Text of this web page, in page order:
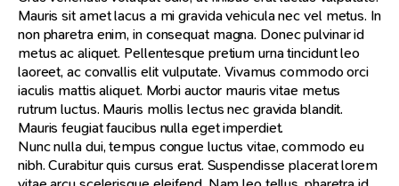
Mauris sit amet lacus a mi gravida vehicula nec vel metus. In
non pharetra enim, in consequat magna. Donec pulvinar id
metus ac aliquet. Pellentesque pretium urna tincidunt leo
laoreet, ac convallis elit vulputate. Vivamus commodo orci
iaculis mattis aliquet. Morbi auctor mauris vitae metus
rutrum luctus. Mauris mollis lectus nec gravida blandit.
Mauris feugiat faucibus nulla eget imperdiet.
Nunc nulla dui, tempus congue luctus vitae, commodo eu
nibh. Curabitur quis cursus erat. Suspendisse placerat lorem